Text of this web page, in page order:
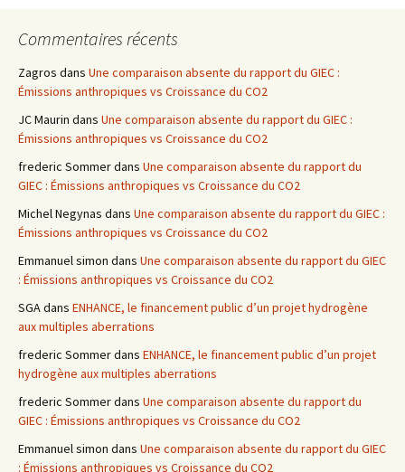
Commentaires récents
Zagros dans Une comparaison absente du rapport du GIEC :
Émissions anthropiques vs Croissance du CO2
JC Maurin dans Une comparaison absente du rapport du GIEC :
Émissions anthropiques vs Croissance du CO2
frederic Sommerdans Une comparaison absente du rapport du
GIEC : Émissions anthropiques vs Croissance du CO2
Michel Negynas dans Une comparaison absente du rapport du GIEC :
Émissions anthropiques vs Croissance du CO2
Emmanuel simon dans Une comparaison absente du rapport du GIEC
: Émissions anthropiques vs Croissance du CO2
SGAdans ENHANCE, le financement public d’un projet hydrogène
aux multiples aberrations
frederic Sommerdans ENHANCE, le financement public d’un projet
hydrogène aux multiples aberrations
frederic Sommerdans Une comparaison absente du rapport du
GIEC : Émissions anthropiques vs Croissance du CO2
Emmanuel simon dans Une comparaison absente du rapport du GIEC
: Émissions anthropiques vs Croissance du CO2